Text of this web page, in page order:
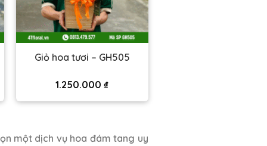
Giỏ hoa tươi – GH505
1.250.000₫
một dịch vụ hoa đám tang uy